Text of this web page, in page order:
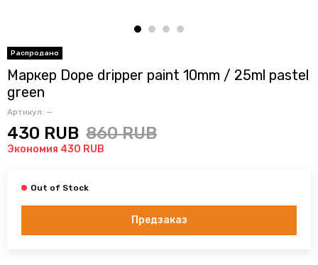
Маркер Dope dripper paint 10mm / 25ml pastel
green
Артикул: —
430 RUB 860 RUB
Экономия 430 RUB
Предзаказ